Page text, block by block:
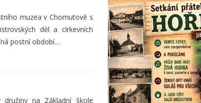
muzea v Chomutově s
děl a církevních
postní období…
družiny na Základní škole